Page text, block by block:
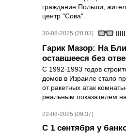
гражданин Польши,
центр "Сова".
30-08-2025 (20:03)
Гарик Мазор: На
оставшееся без
С 1992-1993 годов
домов в Израиле стало
от ракетных атак
реальным показателем
22-08-2025 (09:37)
С 1 сентября у